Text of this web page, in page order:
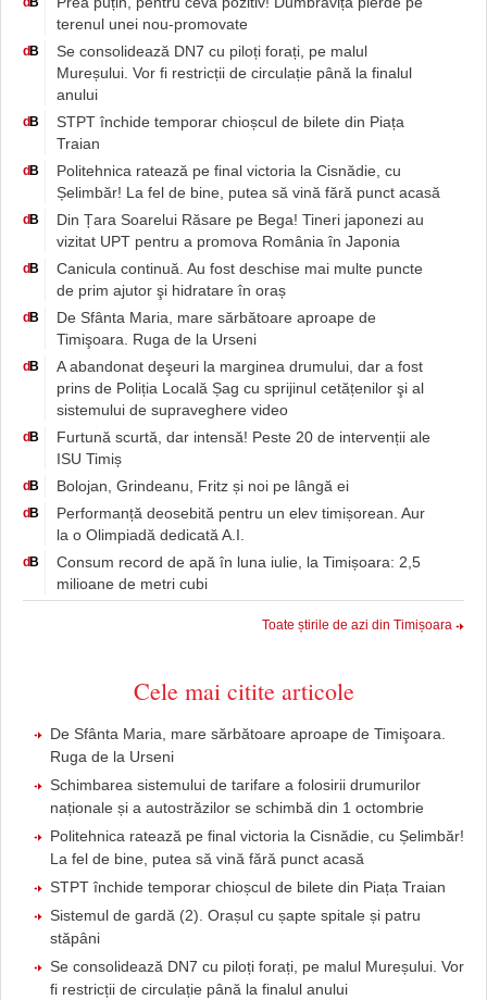
terenul unei nou-promovate
d B
Se consolidează DN7 cu piloți forați, pe malul
Mureșului. Vor fi restricții de circulație până la finalul
anului
d B
STPT închide temporar chioșcul de bilete din Piața
Traian
d B
Politehnica ratează pe final victoria la Cisnădie, cu
Șelimbăr! La fel de bine, putea să vină fără punct acasă
d B
Din Țara Soarelui Răsare pe Bega! Tineri japonezi au
vizitat UPT pentru a promova România în Japonia
d B
Canicula continuă. Au fost deschise mai multe puncte
de prim ajutor şi hidratare în oraș
d B
De Sfânta Maria, mare sărbătoare aproape de
Timişoara. Ruga de la Urseni
d B
A abandonat deşeuri la marginea drumului, dar a fost
prins de Poliția Locală Șag cu sprijinul cetățenilor şi al
sistemului de supraveghere video
d B
Furtună scurtă, dar intensă! Peste 20 de intervenții ale
ISU Timiș
d B Bolojan, Grindeanu, Fritz și noi pe lângă ei
d B
Performanță deosebită pentru un elev timișorean. Aur
la o Olimpiadă dedicată A.I.
d B
Consum record de apă în luna iulie, la Timișoara: 2,5
milioane de metri cubi
Toate știrile de azi din Timișoara
Cele mai citite articole
De Sfânta Maria, mare sărbătoare aproape de Timişoara.
Ruga de la Urseni
Schimbarea sistemului de tarifare a folosirii drumurilor
naționale și a autostrăzilor se schimbă din 1 octombrie
Politehnica ratează pe final victoria la Cisnădie, cu Șelimbăr!
La fel de bine, putea să vină fără punct acasă
STPT închide temporar chioșcul de bilete din Piața Traian
Sistemul de gardă (2). Orașul cu șapte spitale și patru
stăpâni
Se consolidează DN7 cu piloți forați, pe malul Mureșului. Vor
fi restricții de circulație până la finalul anului